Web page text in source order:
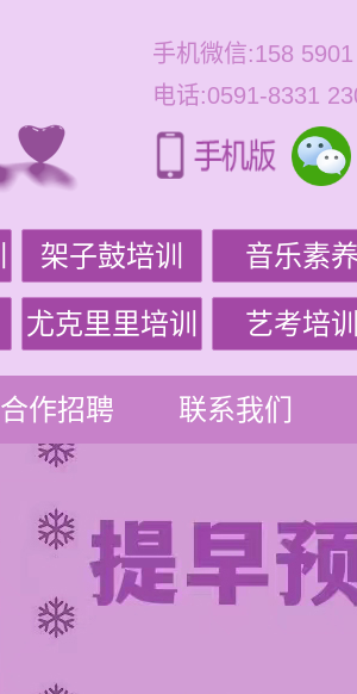
手机微信:158
电话:0591-8331
架子鼓培训 音乐素养
尤克里里培训 艺考培训
合作招聘 联系我们